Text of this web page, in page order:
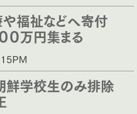
福祉などへ寄付
０万円集まる
鮮学校生のみ排除